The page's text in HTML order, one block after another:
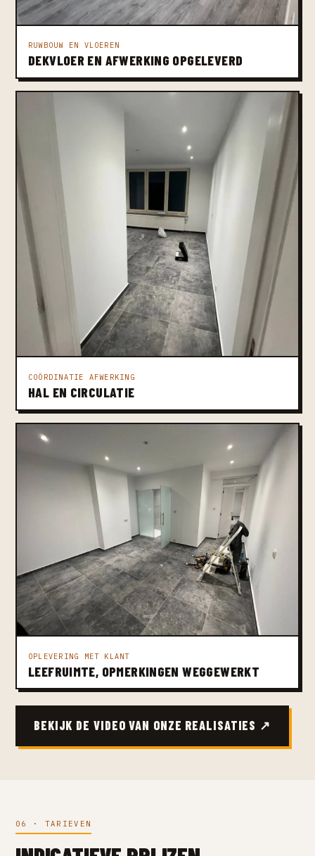
RUWBOUW EN VLOEREN
DEKVLOER EN AFWERKING OPGELEVERD
COÖRDINATIE AFWERKING
HAL EN CIRCULATIE
OPLEVERING MET KLANT
LEEFRUIMTE, OPMERKINGEN WEGGEWERKT
BEKIJK DE VIDEO VAN ONZE REALISATIES ↗
06 · TARIEVEN